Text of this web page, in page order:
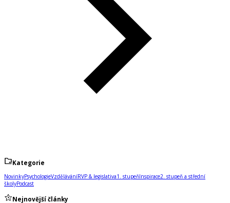
Kategorie
NovinkyPsychologieVzděláváníRVP & legislativa1. stupeňInspirace2. stupeň a střední
školyPodcast
Nejnovější články